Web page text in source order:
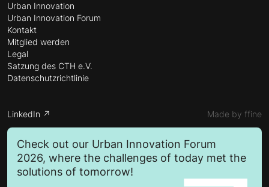
Urban Innovation
Urban Innovation Forum
Kontakt
Mitglied werden
Legal
Satzung des CTH e.V.
Datenschutzrichtlinie
LinkedIn ↗ Made by ffine
Check out our Urban Innovation Forum
2026, where the challenges of today met the
solutions of tomorrow!